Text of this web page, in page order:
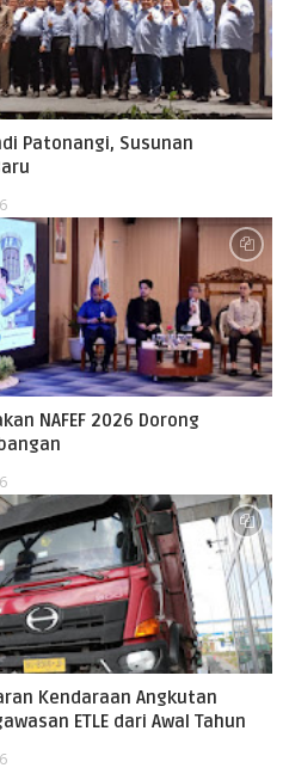
Patonangi, Susunan
NAFEF 2026 Dorong
Kendaraan Angkutan
ETLE dari Awal Tahun